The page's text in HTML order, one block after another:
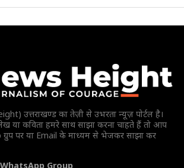
उत्तराखण्ड का तेज़ी से उभरता न्यूज़ पोर्टल है।
या कविता हमरे साथ साझा करना चाहते हैं तो आप
पर या Email के माध्यम से भेजकर साझा कर
Group